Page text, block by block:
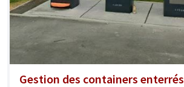
Gestion des containers enterrés